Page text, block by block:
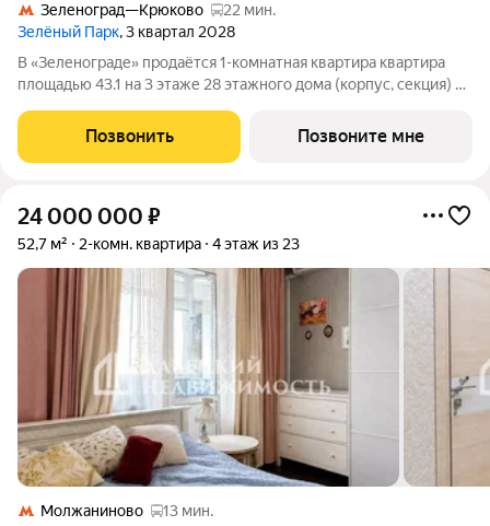
Зеленоград—Крюково
22 мин.
Зелёный Парк, 3 квартал 2028
В «Зеленограде» продаётся 1-комнатная квартира квартира
площадью 43.1 на 3 этаже 28 этажного дома (корпус, секция) в
минут пешком до МЦД-3 «Зеленоград-Крюково». 3 минуты на
автомобиле до
Позвонить Позвоните мне
24 000 000 ₽
52,7 м² 2-комн. квартира 4 этаж из 23
Молжаниново
13 мин.